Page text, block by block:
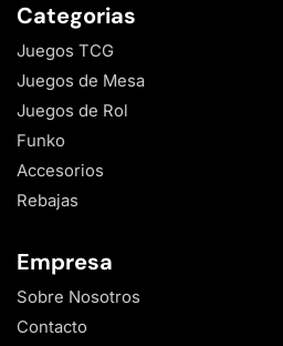
Categorias
Juegos TCG
Juegos de Mesa
Juegos de Rol
Funko
Accesorios
Rebajas
Empresa
Sobre Nosotros
Contacto